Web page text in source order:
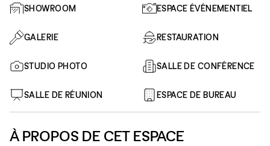
SHOWROOM ESPACE ÉVÉNEMENTIEL
GALERIE RESTAURATION
STUDIO PHOTO SALLE DE CONFÉRENCE
SALLE DE RÉUNION ESPACE DE BUREAU
À PROPOS DE CET ESPACE